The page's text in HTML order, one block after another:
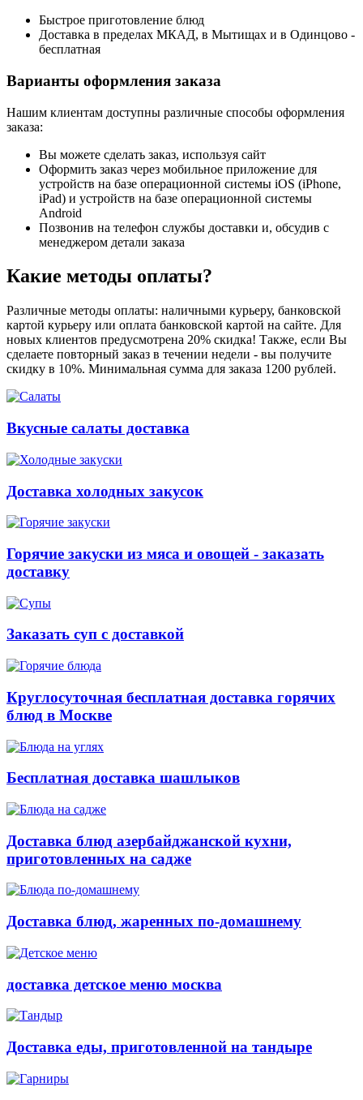
Быстрое приготовление блюд
Доставка в пределах МКАД, в Мытищах и в Одинцово -
бесплатная
Варианты оформления заказа
Нашим клиентам доступны различные способы оформления
заказа:
Вы можете сделать заказ, используя сайт
Оформить заказ через мобильное приложение для
устройств на базе операционной системы iOS (iPhone,
iPad) и устройств на базе операционной системы
Android
Позвонив на телефон службы доставки и, обсудив с
менеджером детали заказа
Какие методы оплаты?
Различные методы оплаты: наличными курьеру, банковской
картой курьеру или оплата банковской картой на сайте. Для
новых клиентов предусмотрена 20% скидка! Также, если Вы
сделаете повторный заказ в течении недели - вы получите
скидку в 10%. Минимальная сумма для заказа 1200 рублей.
Вкусные салаты доставка
Доставка холодных закусок
Горячие закуски из мяса и овощей - заказать
доставку
Заказать суп с доставкой
Круглосуточная бесплатная доставка горячих
блюд в Москве
Бесплатная доставка шашлыков
Доставка блюд азербайджанской кухни,
приготовленных на садже
Доставка блюд, жаренных по-домашнему
доставка детское меню москва
Доставка еды, приготовленной на тандыре